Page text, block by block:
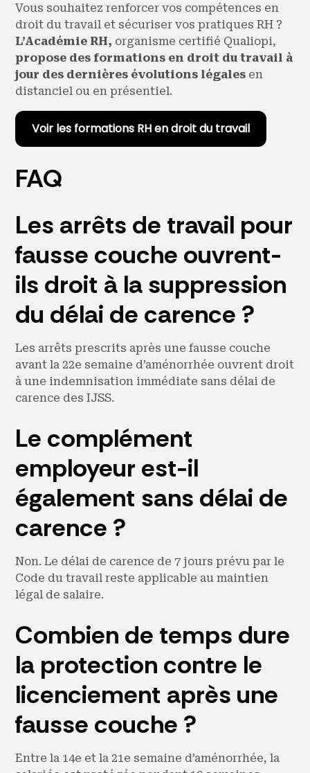
Vous souhaitez renforcer vos compétences en
droit du travail et sécuriser vos pratiques RH ?
L’Académie RH, organisme certifié Qualiopi,
propose des formations en droit du travail à
jour des dernières évolutions légales en
distanciel ou en présentiel.
Voir les formations RH en droit du travail
FAQ
Les arrêts de travail pour
fausse couche ouvrent-
ils droit à la suppression
du délai de carence ?
Les arrêts prescrits après une fausse couche
avant la 22e semaine d’aménorrhée ouvrent droit
à une indemnisation immédiate sans délai de
carence des IJSS.
Le complément
employeur est-il
également sans délai de
carence ?
Non. Le délai de carence de 7 jours prévu par le
Code du travail reste applicable au maintien
légal de salaire.
Combien de temps dure
la protection contre le
licenciement après une
fausse couche ?
Entre la 14e et la 21e semaine d’aménorrhée, la